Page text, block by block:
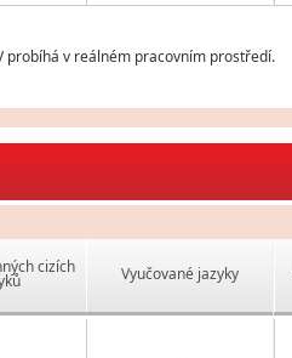
probíhá v reálném pracovním prostředí.
cizích Vyučované jazyky